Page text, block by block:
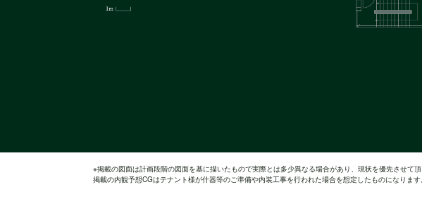
※掲載の図面は計画段階の図面を基に描いたもので実際とは多少異なる場合があり、現状を優先させて
掲載の内観予想CGはテナント様が什器等のご準備や内装工事を行われた場合を想定したものになります。